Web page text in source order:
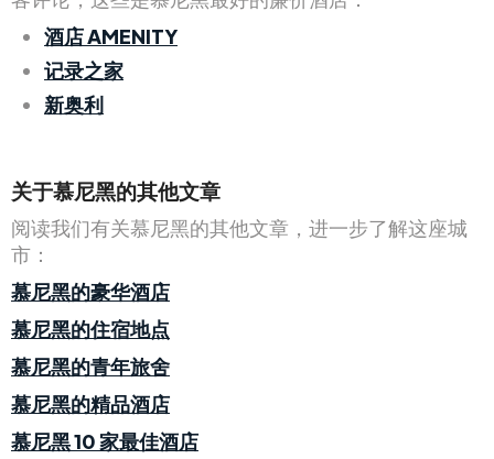
酒店 AMENITY
记录之家
新奥利
关于慕尼黑的其他文章
阅读我们有关慕尼黑的其他文章，进一步了解这座城
市：
慕尼黑的豪华酒店
慕尼黑的住宿地点
慕尼黑的青年旅舍
慕尼黑的精品酒店
慕尼黑 10 家最佳酒店